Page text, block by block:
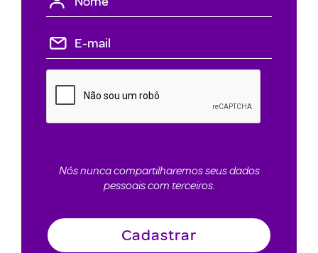
Nós nunca compartilharemos seus dados
pessoais com terceiros.